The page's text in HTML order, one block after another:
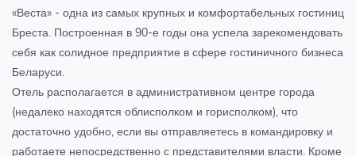
«Веста» - одна из самых крупных и комфортабельных гостиниц
Бреста. Построенная в 90-е годы она успела зарекомендовать
себя как солидное предприятие в сфере гостиничного бизнеса
Беларуси.
Отель располагается в административном центре города
(недалеко находятся облисполком и горисполком), что
достаточно удобно, если вы отправляетесь в командировку и
работаете непосредственно с представителями власти. Кроме